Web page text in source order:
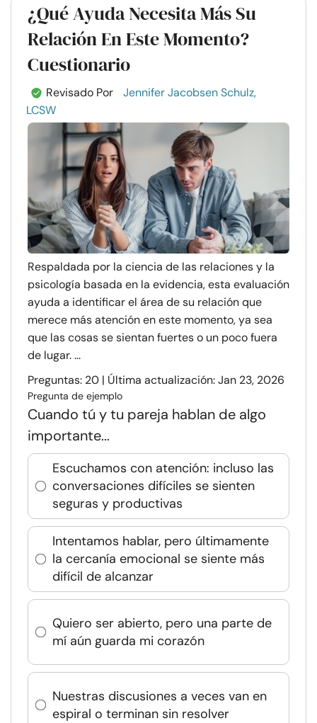
¿Qué Ayuda Necesita Más Su
Relación En Este Momento?
Cuestionario
Revisado Por
Jennifer Jacobsen Schulz,
LCSW
Respaldada por la ciencia de las relaciones y la
psicología basada en la evidencia, esta evaluación
ayuda a identificar el área de su relación que
merece más atención en este momento, ya sea
que las cosas se sientan fuertes o un poco fuera
de lugar. ...
Preguntas: 20 | Última actualización: Jan 23, 2026
Pregunta de ejemplo
Cuando tú y tu pareja hablan de algo
importante...
Escuchamos con atención: incluso las
conversaciones difíciles se sienten
seguras y productivas
Intentamos hablar, pero últimamente
la cercanía emocional se siente más
difícil de alcanzar
Quiero ser abierto, pero una parte de
mí aún guarda mi corazón
Nuestras discusiones a veces van en
espiral o terminan sin resolver